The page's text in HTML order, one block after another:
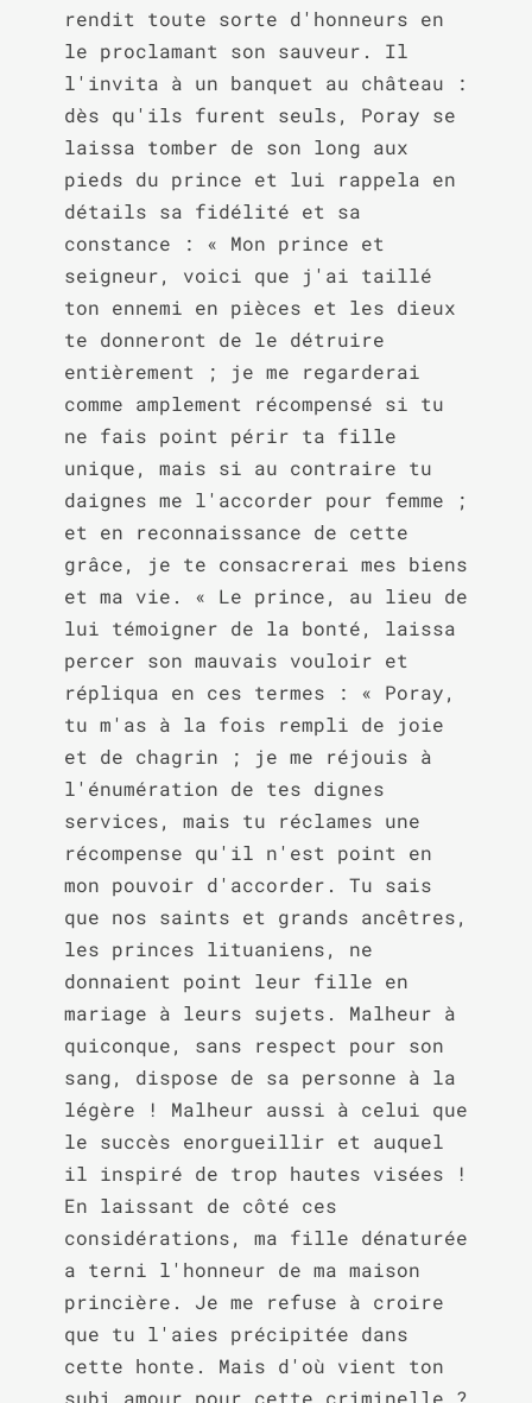
rendit toute sorte d'honneurs en
le proclamant son sauveur. Il
l'invita à un banquet au château :
dès qu'ils furent seuls, Poray se
laissa tomber de son long aux
pieds du prince et lui rappela en
détails sa fidélité et sa
constance : « Mon prince et
seigneur, voici que j'ai taillé
ton ennemi en pièces et les dieux
te donneront de le détruire
entièrement ; je me regarderai
comme amplement récompensé si tu
ne fais point périr ta fille
unique, mais si au contraire tu
daignes me l'accorder pour femme ;
et en reconnaissance de cette
grâce, je te consacrerai mes biens
et ma vie. « Le prince, au lieu de
lui témoigner de la bonté, laissa
percer son mauvais vouloir et
répliqua en ces termes : « Poray,
tu m'as à la fois rempli de joie
et de chagrin ; je me réjouis à
l'énumération de tes dignes
services, mais tu réclames une
récompense qu'il n'est point en
mon pouvoir d'accorder. Tu sais
que nos saints et grands ancêtres,
les princes lituaniens, ne
donnaient point leur fille en
mariage à leurs sujets. Malheur à
quiconque, sans respect pour son
sang, dispose de sa personne à la
légère ! Malheur aussi à celui que
le succès enorgueillir et auquel
il inspiré de trop hautes visées !
En laissant de côté ces
considérations, ma fille dénaturée
a terni l'honneur de ma maison
princière. Je me refuse à croire
que tu l'aies précipitée dans
cette honte. Mais d'où vient ton
subi amour pour cette criminelle ?